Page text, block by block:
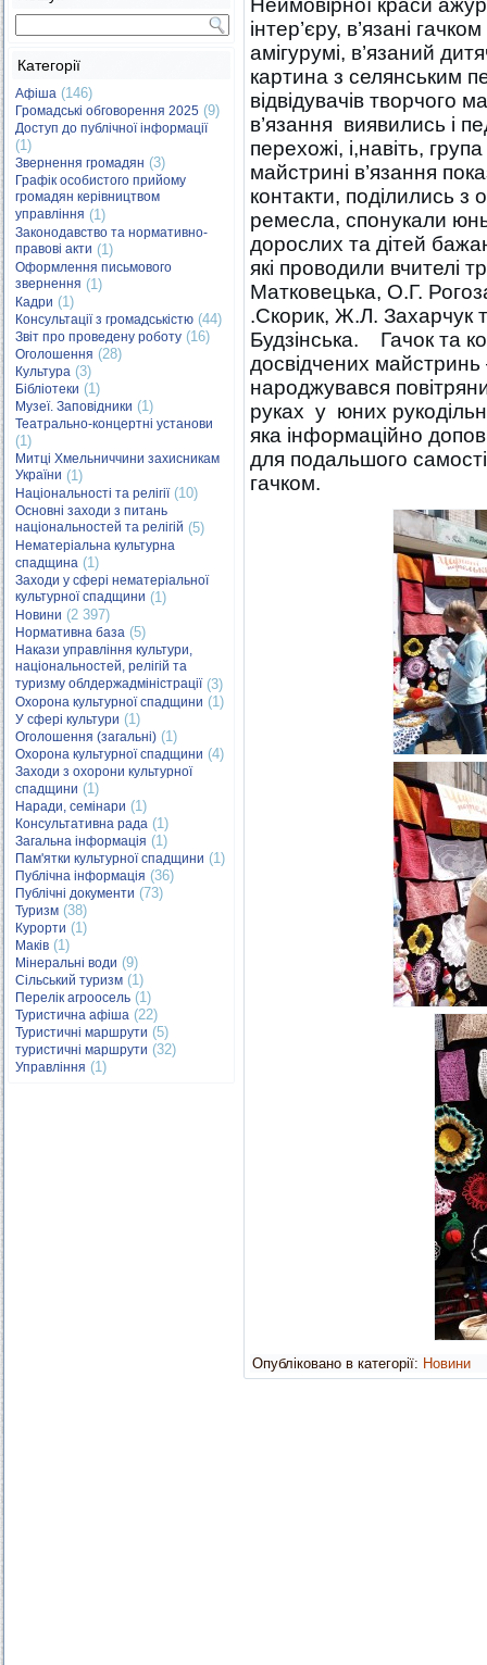
Категорії
Афіша (146)
Громадські обговорення 2025 (9)
Доступ до публічної інформації
(1)
Звернення громадян (3)
Графік особистого прийому
громадян керівництвом
управління (1)
Законодавство та нормативно-
правові акти (1)
Оформлення письмового
звернення (1)
Кадри (1)
Консультації з громадськістю (44)
Звіт про проведену роботу (16)
Оголошення (28)
Культура (3)
Бібліотеки (1)
Музеї. Заповідники (1)
Театрально-концертні установи
(1)
Митці Хмельниччини захисникам
України (1)
Національності та релігії(10)
Основні заходи з питань
національностей та релігій (5)
Нематеріальна культурна
спадщина (1)
Заходи у сфері нематеріальної
культурної спадщини (1)
Новини (2 397)
Нормативна база (5)
Накази управління культури,
національностей, релігій та
туризму облдержадміністрації(3)
Охорона культурної спадщини (1)
У сфері культури (1)
Оголошення (загальні) (1)
Охорона культурної спадщини (4)
Заходи з охорони культурної
спадщини (1)
Наради, семінари (1)
Консультативна рада (1)
Загальна інформація (1)
Пам'ятки культурної спадщини (1)
Публічна інформація (36)
Публічні документи (73)
Туризм (38)
Курорти (1)
Маків (1)
Мінеральні води (9)
Сільський туризм (1)
Перелік агроосель (1)
Туристична афіша (22)
Туристичні маршрути (5)
туристичні маршрути (32)
Управління (1)
Неймовірної краси
інтер’єру, в’язані
амігурумі, в’язаний
картина з селянським
відвідувачів
в’язання виявились і
перехожі, і,навіть,
майстрині в’язання
контакти, поділились
ремесла, спонукали
дорослих та дітей
які проводили вчителі
Матковецька, О.Г.
.Скорик, Ж.Л. Захарчук
Будзінська. Гачок та
досвідчених майстринь
народжувався
руках у юних
яка інформаційно
для подальшого
гачком.
Опубліковано в категорії: Новини